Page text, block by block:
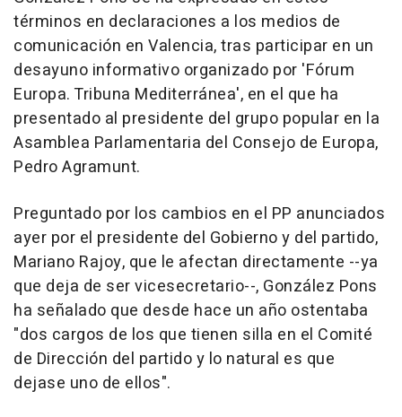
términos en declaraciones a los medios de
comunicación en Valencia, tras participar en un
desayuno informativo organizado por 'Fórum
Europa. Tribuna Mediterránea', en el que ha
presentado al presidente del grupo popular en la
Asamblea Parlamentaria del Consejo de Europa,
Pedro Agramunt.
Preguntado por los cambios en el PP anunciados
ayer por el presidente del Gobierno y del partido,
Mariano Rajoy, que le afectan directamente --ya
que deja de ser vicesecretario--, González Pons
ha señalado que desde hace un año ostentaba
"dos cargos de los que tienen silla en el Comité
de Dirección del partido y lo natural es que
dejase uno de ellos".